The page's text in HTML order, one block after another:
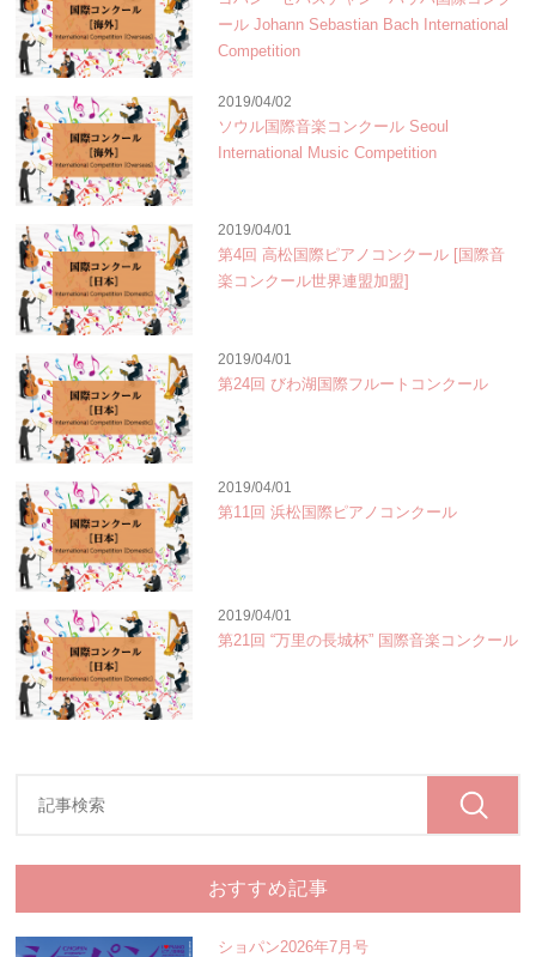
ール Johann Sebastian Bach International
Competition
2019/04/02
ソウル国際音楽コンクール Seoul
International Music Competition
2019/04/01
第4回 高松国際ピアノコンクール [国際音
楽コンクール世界連盟加盟]
2019/04/01
第24回 びわ湖国際フルートコンクール
2019/04/01
第11回 浜松国際ピアノコンクール
2019/04/01
第21回 “万里の長城杯” 国際音楽コンクール
おすすめ記事
ショパン2026年7月号